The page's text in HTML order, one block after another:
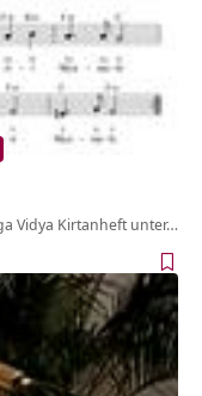
Vidya Kirtanheft unter…